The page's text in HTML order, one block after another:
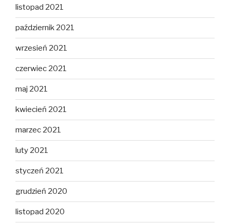
listopad 2021
październik 2021
wrzesień 2021
czerwiec 2021
maj 2021
kwiecień 2021
marzec 2021
luty 2021
styczeń 2021
grudzień 2020
listopad 2020